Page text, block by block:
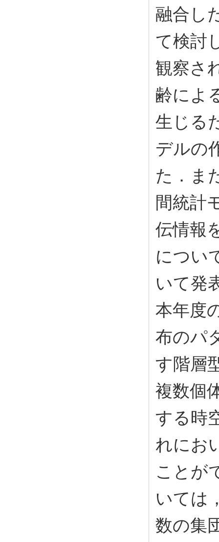
融合し
て検討
観察さ
齢によ
生じる
デルの
た．ま
間統計
伝情報
につい
いて発
本年度
布のパ
す階層
複数個
する時
れにお
ことが
いては
数の集